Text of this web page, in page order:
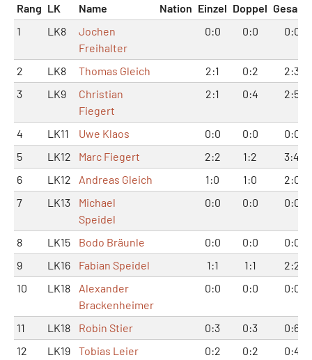
Rang LK Name Nation Einzel Doppel Gesamt
1
LK8
Jochen
Freihalter
0:0 0:0 0:0
2 LK8 Thomas Gleich 2:1 0:2
2:3
3
LK9
Christian
Fiegert
2:1 0:4 2:5
4 LK11 Uwe Klaos 0:0 0:0
0:0
5
LK12 Marc Fiegert 2:2 1:2
3:4
6
LK12 Andreas Gleich 1:0 1:0
2:0
7
LK13
Michael
Speidel
0:0 0:0 0:0
8 LK15 Bodo Bräunle 0:0 0:0
0:0
9
LK16 Fabian Speidel 1:1 1:1
2:2
10
LK18
Alexander
Brackenheimer
0:0 0:0 0:0
11 LK18 Robin Stier 0:3 0:3
0:6
12
LK19 Tobias Leier 0:2 0:2
0:4